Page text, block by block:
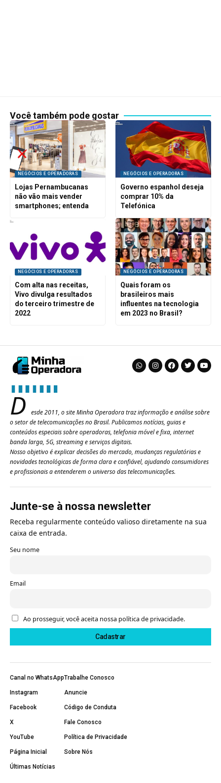
Você também pode gostar
NEGÓCIOS E OPERADORAS
Lojas Pernambucanas
não vão mais vender
smartphones; entenda
NEGÓCIOS E OPERADORAS
Governo espanhol deseja
comprar 10% da
Telefónica
NEGÓCIOS E OPERADORAS
Com alta nas receitas,
Vivo divulga resultados
do terceiro trimestre de
2022
NEGÓCIOS E OPERADORAS
Quais foram os
brasileiros mais
influentes na tecnologia
em 2023 no Brasil?
D
esde 2011, o site Minha Operadora traz informação e análise sobre
o setor de telecomunicações no Brasil. Publicamos notícias, guias e
conteúdos especiais sobre operadoras, telefonia móvel e fixa, internet
banda larga, 5G, streaming e serviços digitais.
Nosso objetivo é explicar decisões do mercado, mudanças regulatórias e
novidades tecnológicas de forma clara e confiável, ajudando consumidores
e profissionais a entenderem o universo das telecomunicações.
Junte-se à nossa newsletter
Receba regularmente conteúdo valioso diretamente na sua
caixa de entrada.
Seu nome
Email
Ao prosseguir, você aceita nossa política de privacidade.
Canal no WhatsApp
Instagram
Facebook
X
YouTube
Página Inicial
Últimas Notícias
Trabalhe Conosco
Anuncie
Código de Conduta
Fale Conosco
Política de Privacidade
Sobre Nós